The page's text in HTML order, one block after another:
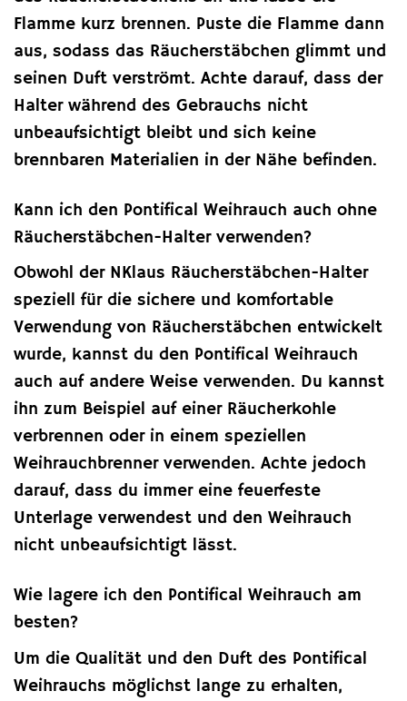
Flamme kurz brennen. Puste die Flamme dann
aus, sodass das Räucherstäbchen glimmt und
seinen Duft verströmt. Achte darauf, dass der
Halter während des Gebrauchs nicht
unbeaufsichtigt bleibt und sich keine
brennbaren Materialien in der Nähe befinden.
Kann ich den Pontifical Weihrauch auch ohne
Räucherstäbchen-Halter verwenden?
Obwohl der NKlaus Räucherstäbchen-Halter
speziell für die sichere und komfortable
Verwendung von Räucherstäbchen entwickelt
wurde, kannst du den Pontifical Weihrauch
auch auf andere Weise verwenden. Du kannst
ihn zum Beispiel auf einer Räucherkohle
verbrennen oder in einem speziellen
Weihrauchbrenner verwenden. Achte jedoch
darauf, dass du immer eine feuerfeste
Unterlage verwendest und den Weihrauch
nicht unbeaufsichtigt lässt.
Wie lagere ich den Pontifical Weihrauch am
besten?
Um die Qualität und den Duft des Pontifical
Weihrauchs möglichst lange zu erhalten,